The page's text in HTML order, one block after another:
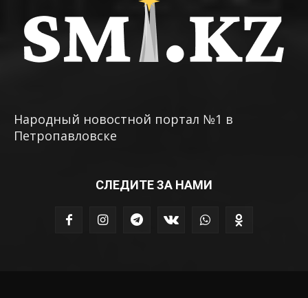
Народный новостной портал №1 в
Петропавловске
СЛЕДИТЕ ЗА НАМИ